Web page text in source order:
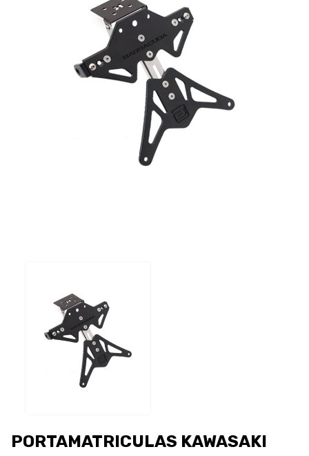
PORTAMATRICULAS KAWASAKI